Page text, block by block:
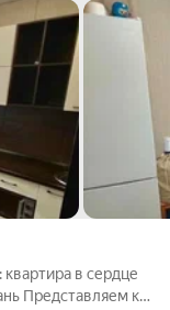
в сердце
Представляем к